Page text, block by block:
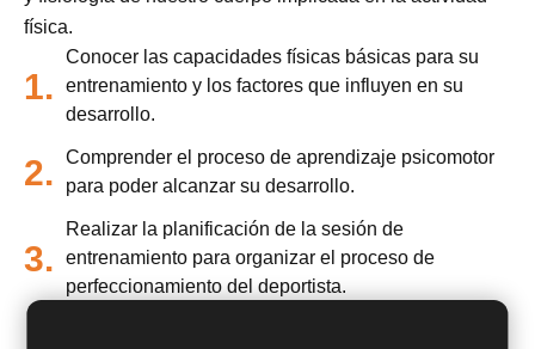
física.
1.
Conocer las capacidades físicas básicas para su
entrenamiento y los factores que influyen en su
desarrollo.
2.
Comprender el proceso de aprendizaje psicomotor
para poder alcanzar su desarrollo.
3.
Realizar la planificación de la sesión de
entrenamiento para organizar el proceso de
perfeccionamiento del deportista.